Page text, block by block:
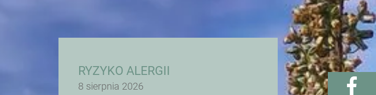
RYZYKO ALERGII
8 sierpnia 2026